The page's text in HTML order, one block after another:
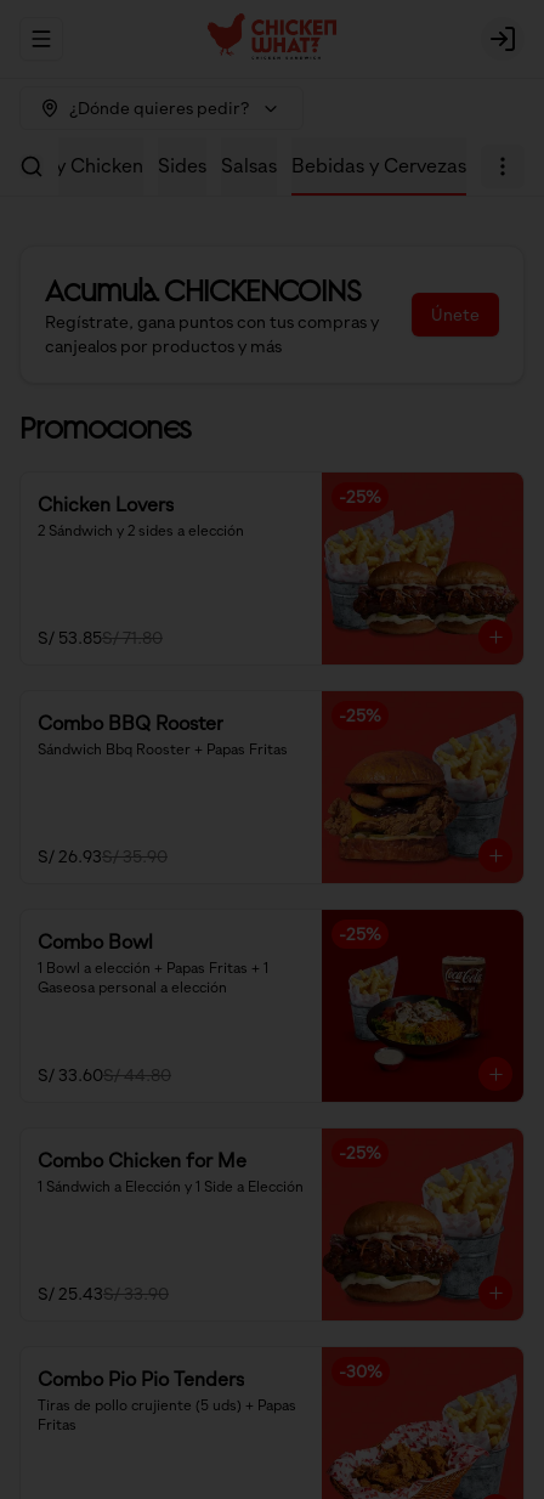
Abrir menu de navegación
¿Dónde quieres pedir?
Crispy Chicken Sides Salsas Bebidas y Cervezas
AcumulaCHICKENCOINS
Regístrate, gana puntos con tus compras y
canjealos por productos y más
Únete
Promociones
-25%
Chicken Lovers
2 Sándwich y 2 sides a elección
S/ 53.85S/ 71.80
-25%
Combo BBQ Rooster
Sándwich Bbq Rooster + Papas Fritas
S/ 26.93S/ 35.90
-25%
Combo Bowl
1 Bowl a elección + Papas Fritas + 1
Gaseosa personal a elección
S/ 33.60S/ 44.80
-25%
Combo Chicken for Me
1 Sándwich a Elección y 1 Side a Elección
S/ 25.43S/ 33.90
-30%
Combo Pio Pio Tenders
Tiras de pollo crujiente (5 uds) + Papas
Fritas